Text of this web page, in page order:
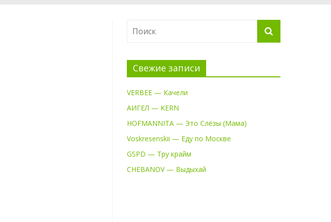
Свежие записи
VERBEE — Качели
АИГЕЛ — KERN
HOFMANNITA — Это Слёзы (Мама)
Voskresenskii — Еду по Москве
GSPD — Тру крайм
CHEBANOV — Выдыхай